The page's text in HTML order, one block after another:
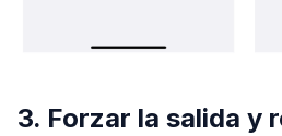
3. Forzar la salida y